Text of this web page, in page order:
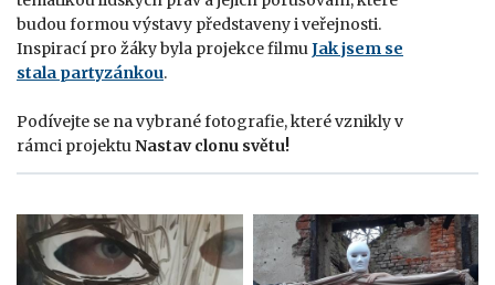
budou formou výstavy představeny i veřejnosti.
Inspirací pro žáky byla projekce filmuJak jsem se
stala partyzánkou.
Podívejte se na vybrané fotografie, které vznikly v
rámci projektuNastav clonu světu!